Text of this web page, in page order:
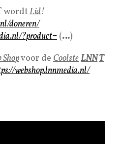
wordtLid!
doneren/
?product= (…)
Shopvoor de CoolsteLNNT
webshop.lnnmedia.nl/